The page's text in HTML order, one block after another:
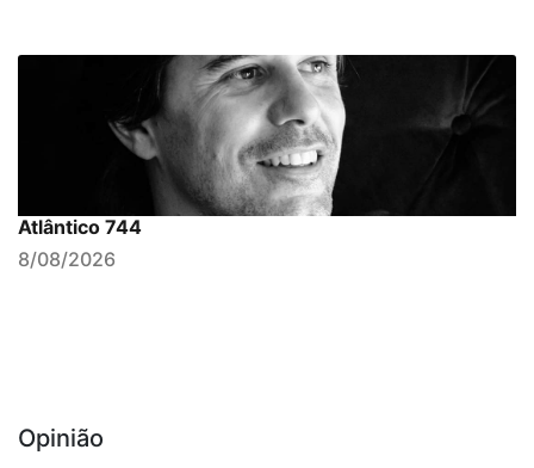
Atlântico 744
8/08/2026
Opinião